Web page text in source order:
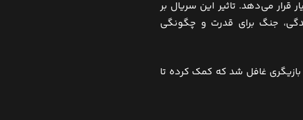
قرار می‌دهد. تاثیر این سریال بر
جنگ برای قدرت و چگونگی
بازیگری غافل شد که کمک کرده تا